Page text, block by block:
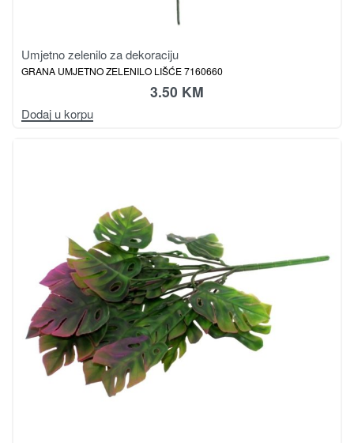
Umjetno zelenilo za dekoraciju
GRANA UMJETNO ZELENILO LIŠĆE 7160660
3.50 KM
Dodaj u korpu